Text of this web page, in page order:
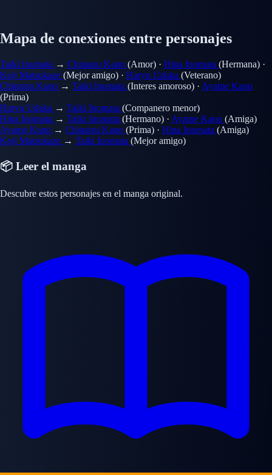
Mapa de conexiones entre personajes
Taiki Inomata → Chinatsu Kano (Amor) · Hina Inomata (Hermana) ·
Koji Matsukaze (Mejor amigo) · Haryu Udaka (Veterano)
Chinatsu Kano → Taiki Inomata (Interes amoroso) · Ayame Kano
(Prima)
Haryu Udaka → Taiki Inomata (Companero menor)
Hina Inomata → Taiki Inomata (Hermano) · Ayame Kano (Amiga)
Ayame Kano → Chinatsu Kano (Prima) · Hina Inomata (Amiga)
Koji Matsukaze → Taiki Inomata (Mejor amigo)
📦 Leer el manga
Descubre estos personajes en el manga original.